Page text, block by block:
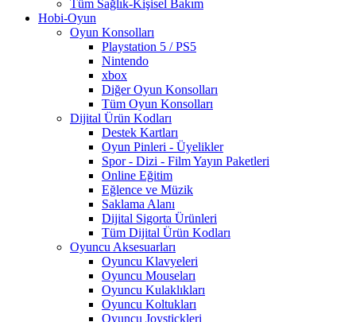
Tüm Sağlık-Kişisel Bakım
Hobi-Oyun
Oyun Konsolları
Playstation 5 / PS5
Nintendo
xbox
Diğer Oyun Konsolları
Tüm Oyun Konsolları
Dijital Ürün Kodları
Destek Kartları
Oyun Pinleri - Üyelikler
Spor - Dizi - Film Yayın Paketleri
Online Eğitim
Eğlence ve Müzik
Saklama Alanı
Dijital Sigorta Ürünleri
Tüm Dijital Ürün Kodları
Oyuncu Aksesuarları
Oyuncu Klavyeleri
Oyuncu Mouseları
Oyuncu Kulaklıkları
Oyuncu Koltukları
Oyuncu Joystickleri